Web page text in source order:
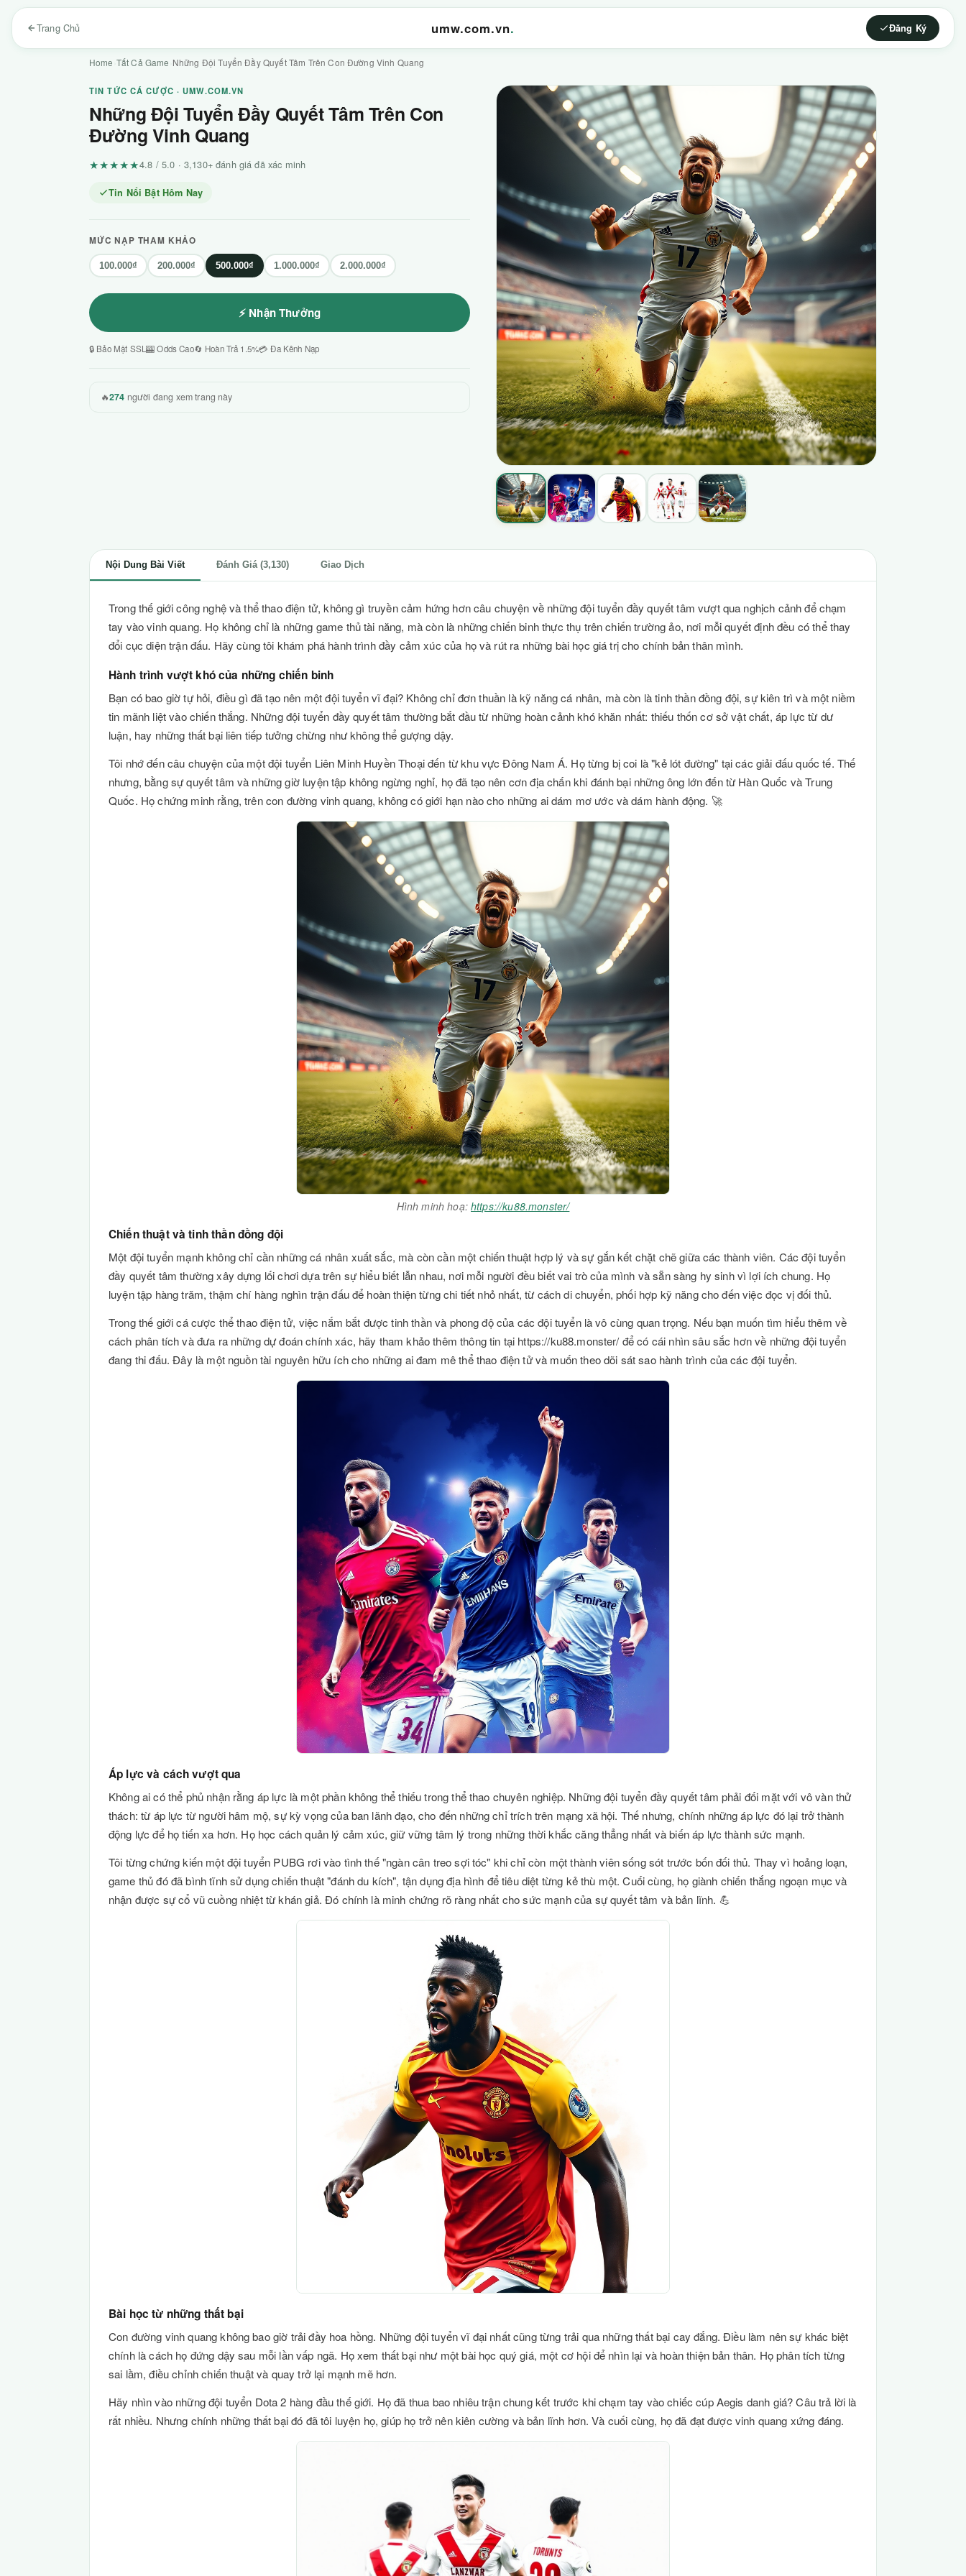
Trang Chủ umw.com.vn. Đăng Ký
Home Tất Cả Game Những Đội Tuyển Đầy Quyết Tâm Trên Con Đường Vinh Quang
TIN TỨC CÁ CƯỢC · UMW.COM.VN
Những Đội Tuyển Đầy Quyết Tâm Trên Con
Đường Vinh Quang
★★★★★4.8 / 5.0 · 3,130+ đánh giá đã xác minh
Tin Nổi Bật Hôm Nay
MỨC NẠP THAM KHẢO
100.000₫ 200.000₫ 500.000₫ 1.000.000₫ 2.000.000₫
⚡ Nhận Thưởng
🔒 Bảo Mật SSL🎰 Odds Cao🔄 Hoàn Trả 1.5%💳 Đa Kênh Nạp
🔥274 người đang xem trang này
Nội Dung Bài Viết Đánh Giá (3,130) Giao Dịch
Trong thế giới công nghệ và thể thao điện tử, không gì truyền cảm hứng hơn câu chuyện về những đội tuyển đầy quyết tâm vượt qua nghịch cảnh để chạm
tay vào vinh quang. Họ không chỉ là những game thủ tài năng, mà còn là những chiến binh thực thụ trên chiến trường ảo, nơi mỗi quyết định đều có thể thay
đổi cục diện trận đấu. Hãy cùng tôi khám phá hành trình đầy cảm xúc của họ và rút ra những bài học giá trị cho chính bản thân mình.
Hành trình vượt khó của những chiến binh
Bạn có bao giờ tự hỏi, điều gì đã tạo nên một đội tuyển vĩ đại? Không chỉ đơn thuần là kỹ năng cá nhân, mà còn là tinh thần đồng đội, sự kiên trì và một niềm
tin mãnh liệt vào chiến thắng. Những đội tuyển đầy quyết tâm thường bắt đầu từ những hoàn cảnh khó khăn nhất: thiếu thốn cơ sở vật chất, áp lực từ dư
luận, hay những thất bại liên tiếp tưởng chừng như không thể gượng dậy.
Tôi nhớ đến câu chuyện của một đội tuyển Liên Minh Huyền Thoại đến từ khu vực Đông Nam Á. Họ từng bị coi là "kẻ lót đường" tại các giải đấu quốc tế. Thế
nhưng, bằng sự quyết tâm và những giờ luyện tập không ngừng nghỉ, họ đã tạo nên cơn địa chấn khi đánh bại những ông lớn đến từ Hàn Quốc và Trung
Quốc. Họ chứng minh rằng, trên con đường vinh quang, không có giới hạn nào cho những ai dám mơ ước và dám hành động. 🚀
Hình minh hoạ:https://ku88.monster/
Chiến thuật và tinh thần đồng đội
Một đội tuyển mạnh không chỉ cần những cá nhân xuất sắc, mà còn cần một chiến thuật hợp lý và sự gắn kết chặt chẽ giữa các thành viên. Các đội tuyển
đầy quyết tâm thường xây dựng lối chơi dựa trên sự hiểu biết lẫn nhau, nơi mỗi người đều biết vai trò của mình và sẵn sàng hy sinh vì lợi ích chung. Họ
luyện tập hàng trăm, thậm chí hàng nghìn trận đấu để hoàn thiện từng chi tiết nhỏ nhất, từ cách di chuyển, phối hợp kỹ năng cho đến việc đọc vị đối thủ.
Trong thế giới cá cược thể thao điện tử, việc nắm bắt được tinh thần và phong độ của các đội tuyển là vô cùng quan trọng. Nếu bạn muốn tìm hiểu thêm về
cách phân tích và đưa ra những dự đoán chính xác, hãy tham khảo thêm thông tin tại https://ku88.monster/ để có cái nhìn sâu sắc hơn về những đội tuyển
đang thi đấu. Đây là một nguồn tài nguyên hữu ích cho những ai đam mê thể thao điện tử và muốn theo dõi sát sao hành trình của các đội tuyển.
Áp lực và cách vượt qua
Không ai có thể phủ nhận rằng áp lực là một phần không thể thiếu trong thể thao chuyên nghiệp. Những đội tuyển đầy quyết tâm phải đối mặt với vô vàn thử
thách: từ áp lực từ người hâm mộ, sự kỳ vọng của ban lãnh đạo, cho đến những chỉ trích trên mạng xã hội. Thế nhưng, chính những áp lực đó lại trở thành
động lực để họ tiến xa hơn. Họ học cách quản lý cảm xúc, giữ vững tâm lý trong những thời khắc căng thẳng nhất và biến áp lực thành sức mạnh.
Tôi từng chứng kiến một đội tuyển PUBG rơi vào tình thế "ngàn cân treo sợi tóc" khi chỉ còn một thành viên sống sót trước bốn đối thủ. Thay vì hoảng loạn,
game thủ đó đã bình tĩnh sử dụng chiến thuật "đánh du kích", tận dụng địa hình để tiêu diệt từng kẻ thù một. Cuối cùng, họ giành chiến thắng ngoạn mục và
nhận được sự cổ vũ cuồng nhiệt từ khán giả. Đó chính là minh chứng rõ ràng nhất cho sức mạnh của sự quyết tâm và bản lĩnh. 💪
Bài học từ những thất bại
Con đường vinh quang không bao giờ trải đầy hoa hồng. Những đội tuyển vĩ đại nhất cũng từng trải qua những thất bại cay đắng. Điều làm nên sự khác biệt
chính là cách họ đứng dậy sau mỗi lần vấp ngã. Họ xem thất bại như một bài học quý giá, một cơ hội để nhìn lại và hoàn thiện bản thân. Họ phân tích từng
sai lầm, điều chỉnh chiến thuật và quay trở lại mạnh mẽ hơn.
Hãy nhìn vào những đội tuyển Dota 2 hàng đầu thế giới. Họ đã thua bao nhiêu trận chung kết trước khi chạm tay vào chiếc cúp Aegis danh giá? Câu trả lời là
rất nhiều. Nhưng chính những thất bại đó đã tôi luyện họ, giúp họ trở nên kiên cường và bản lĩnh hơn. Và cuối cùng, họ đã đạt được vinh quang xứng đáng.